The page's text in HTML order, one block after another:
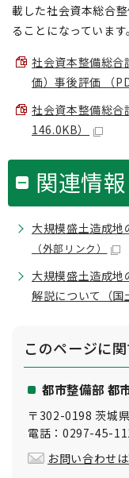
載した社会資本総合
ることになっています
社会資本整備総合
価）事後評価 （
社会資本整備総合
146.0KB）
関連情報
大規模盛土造成地
（外部リンク）
大規模盛土造成地
解説について（国
このページに
都市整備部 都
〒302-0198 茨城
電話：0297-45-
お問い合わせ